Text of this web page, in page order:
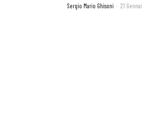
Sergio Mario Ghisoni - 21